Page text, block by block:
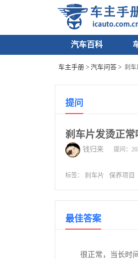
汽车百科
车主手册 > 汽车问答 > 刹车
提问
刹车片发烫正
钱归来 提问：
标签： 刹车片 保养项目
最佳答案
很正常，当长时